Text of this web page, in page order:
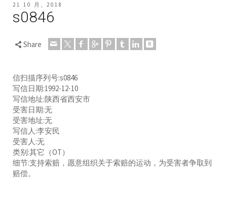
21 10 月, 2018
s0846
Share
信扫描序列号:s0846
写信日期:1992-12-10
写信地址:陕西省西安市
受害日期:无
受害地址:无
写信人:李安民
受害人:无
类别:其它（OT）
细节:支持索赔，愿意组织关于索赔的运动，为受害者争取到
赔偿。